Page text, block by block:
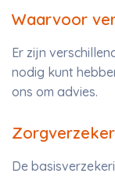
Waarvoor
Er zijn
nodig kunt
ons om advies.
De